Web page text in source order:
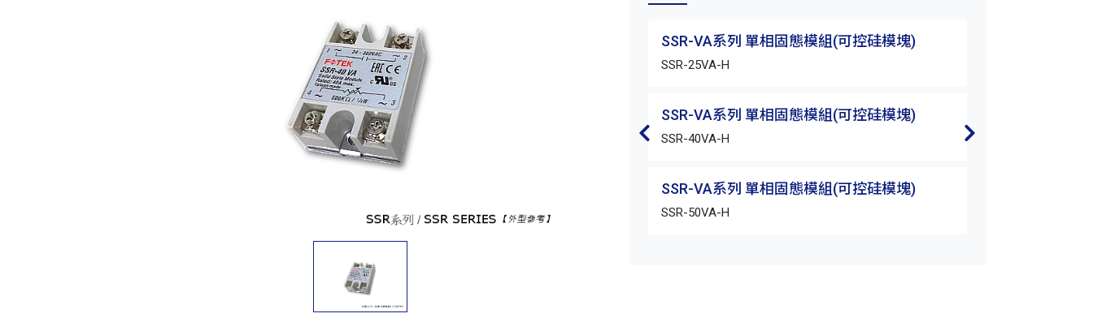
SSR-VA系列 單相固態模組(可控硅模塊)
SSR-25VA-H
SSR-VA系列 單相固態模組(可控硅模塊)
SSR-40VA-H
SSR-VA系列 單相固態模組(可控硅模塊)
SSR-50VA-H